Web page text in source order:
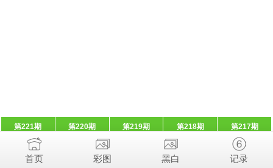
第221期 第220期 第219期 第218期 第217期
首页 彩图 黑白 记录